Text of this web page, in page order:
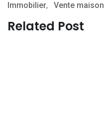
Email
Immobilier, Vente maison
Related Post